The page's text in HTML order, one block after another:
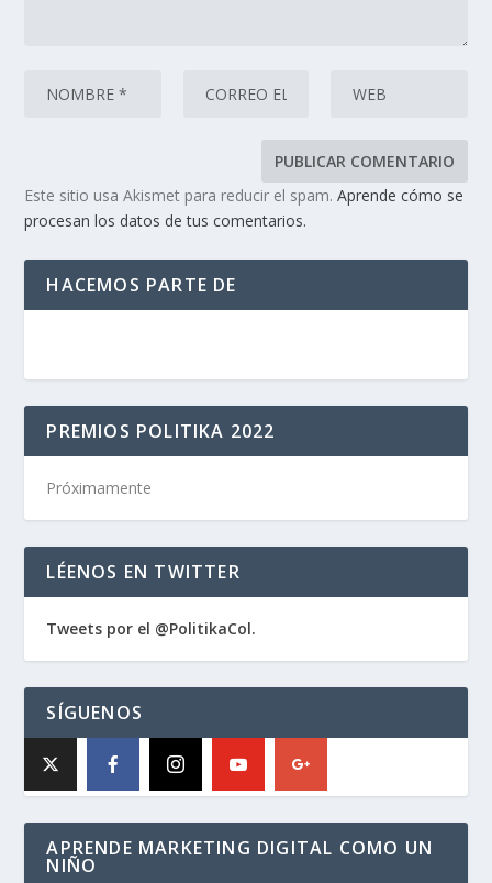
Este sitio usa Akismet para reducir el spam.Aprende cómo se
procesan los datos de tus comentarios.
HACEMOS PARTE DE
PREMIOS POLITIKA 2022
Próximamente
LÉENOS EN TWITTER
Tweets por el @PolitikaCol.
SÍGUENOS
APRENDE MARKETING DIGITAL COMO UN
NIÑO